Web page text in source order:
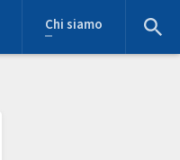
Chi siamo